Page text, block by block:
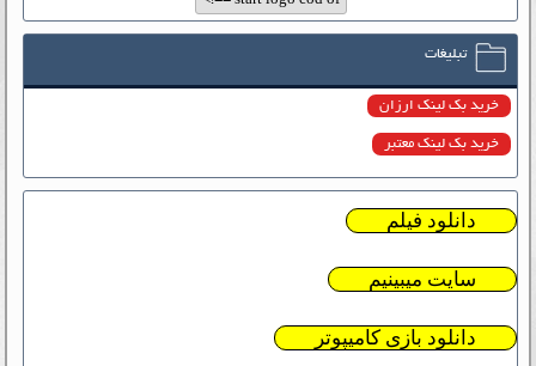
تبلیغات
خرید بک لینک ارزان
خرید بک لینک معتبر
دانلود فیلم
سایت میبینیم
دانلود بازی کامیپوتر